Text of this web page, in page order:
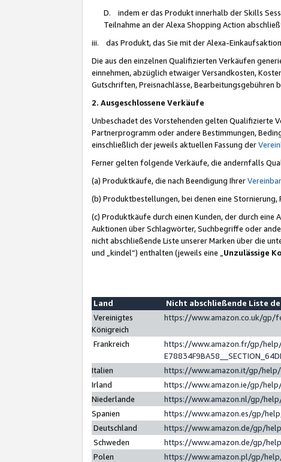
D. indem er das Produkt innerhalb der Skills
Teilnahme an der Alexa Shopping Action
iii. das Produkt, das Sie mit der Alexa-
Die aus den einzelnen Qualifizierten Verkäufen
einnehmen, abzüglich etwaiger Versandkosten,
Gutschriften, Preisnachlässe,
2. Ausgeschlossene Verkäufe
Unbeschadet des Vorstehenden gelten Qualifizierte
Partnerprogramm oder andere Bestimmungen,
einschließlich der jeweils aktuellen Fassung der
Ferner gelten folgende Verkäufe, die andernfalls
(a) Produktkäufe, die nach Beendigung Ihrer
(b) Produktbestellungen, bei denen eine
(c) Produktkäufe durch einen Kunden, der durch eine
Auktionen über Schlagwörter, Suchbegriffe oder
nicht abschließende Liste unserer Marken über die
und „kindel“) enthalten (jeweils eine „ Unzulässige
Land
Nicht abschließende Liste
Vereinigtes
Königreich
https://www.amazon.co.uk/gp/
Frankreich
https://www.amazon.fr/gp/
Italien
https://www.amazon.it/gp/
Irland
https://www.amazon.ie/gp/help/
Niederlande
https://www.amazon.nl/gp/
Spanien
https://www.amazon.es/gp/
Deutschland
https://www.amazon.de/gp/
Schweden
https://www.amazon.de/gp/
Polen
https://www.amazon.pl/gp/